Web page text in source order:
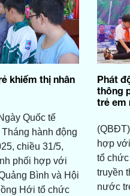
khiếm thị nhân
Quốc tế
hành động
chiều 31/5,
phối hợp với
Bình và Hội
Hới tổ chức
Phát
thông
trẻ em
hợp
tổ
truyền
nước